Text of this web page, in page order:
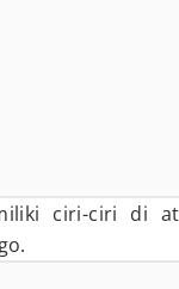
ciri-ciri di